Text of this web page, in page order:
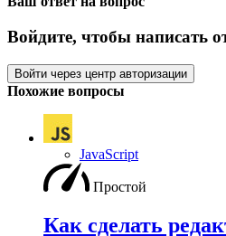
Войдите, чтобы написать
Войти через центр авторизации
Похожие вопросы
JavaScript
Простой
Как сделать